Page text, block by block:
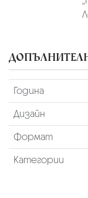
Година
Дизайн
Формат
Категории